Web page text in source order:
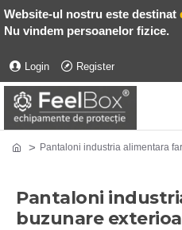
Website-ul nostru este destinat
Nu vindem persoanelor fizice.
Login Register
Pantaloni industria alimentara
Pantaloni
buzunare